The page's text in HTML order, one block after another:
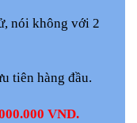
nói không với 2
tiên hàng đầu.
VND.